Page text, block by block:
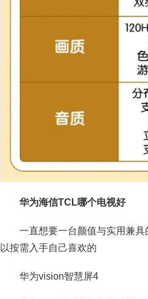
华为海信TCL哪个电视好
一直想要一台颜值与实用兼具
以按需入手自己喜欢的
华为vision智慧屏4